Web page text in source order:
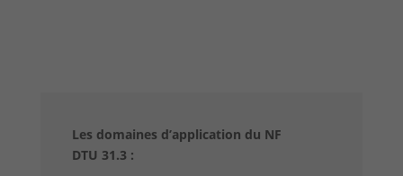
Les domaines d’application du NF
DTU 31.3 :